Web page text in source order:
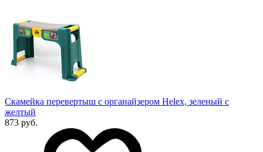
Скамейка перевертыш с органайзером Helex, зеленый с
желтый
873 руб.